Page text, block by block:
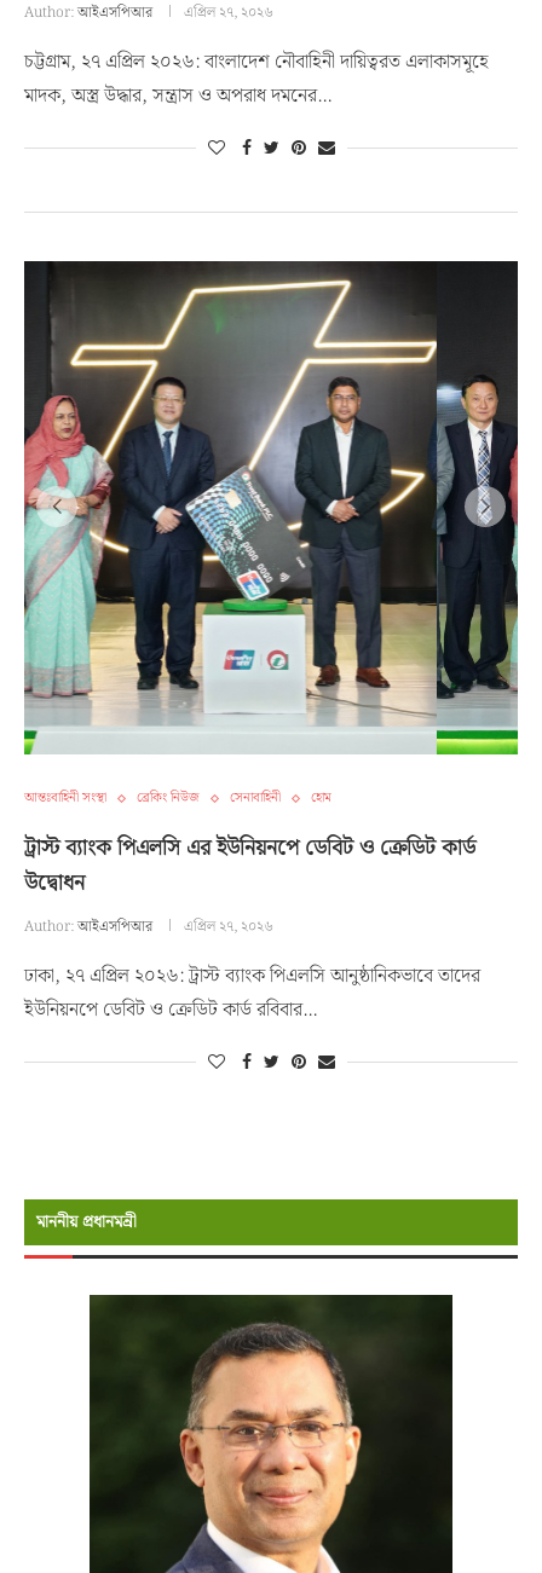
Author:আইএসপিআর এপ্রিল ২৭, ২০২৬
চট্টগ্রাম, ২৭ এপ্রিল ২০২৬: বাংলাদেশ নৌবাহিনী দায়িত্বরত এলাকাসমূহে
মাদক, অস্ত্র উদ্ধার, সন্ত্রাস ও অপরাধ দমনের…
আন্তঃবাহিনী সংস্থা ব্রেকিং নিউজ সেনাবাহিনী হোম
ট্রাস্ট ব্যাংক পিএলসি এর ইউনিয়নপে ডেবিট ও ক্রেডিট কার্ড
উদ্বোধন
Author:আইএসপিআর এপ্রিল ২৭, ২০২৬
ঢাকা, ২৭ এপ্রিল ২০২৬: ট্রাস্ট ব্যাংক পিএলসি আনুষ্ঠানিকভাবে তাদের
ইউনিয়নপে ডেবিট ও ক্রেডিট কার্ড রবিবার…
মাননীয় প্রধানমন্রী